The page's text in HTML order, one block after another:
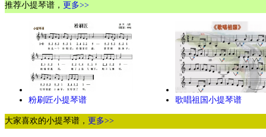
推荐小提琴谱， 更多>>
粉刷匠小提琴谱 歌唱祖国小提琴谱
大家喜欢的小提琴谱， 更多>>